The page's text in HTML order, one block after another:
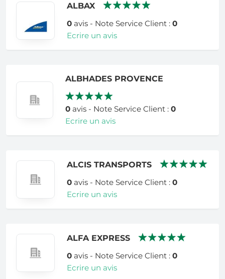
ALBAX
0avis - Note Service Client : 0
Ecrire un avis
ALBHADES PROVENCE
0avis - Note Service Client : 0
Ecrire un avis
ALCIS TRANSPORTS
0avis - Note Service Client : 0
Ecrire un avis
ALFA EXPRESS
0avis - Note Service Client : 0
Ecrire un avis